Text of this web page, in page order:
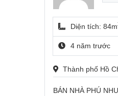
Diện tích: 84m
4 năm trước
Thành phố Hồ
BÁN NHÀ PHÚ